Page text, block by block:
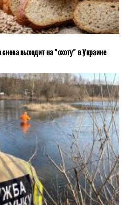
выходит на "охоту" в Украине